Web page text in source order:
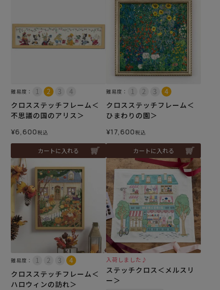
難易度：
クロスステッチフレーム＜
不思議の国のアリス＞
¥6,600税込
カートに入れる
難易度：
クロスステッチフレーム＜
ひまわりの園＞
¥17,600税込
カートに入れる
難易度：
クロスステッチフレーム＜
ハロウィンの訪れ＞
入荷しました♪
ステッチクロス＜メルスリ
ー＞